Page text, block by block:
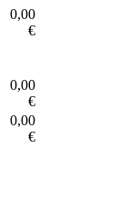
0,00
€
0,00
€
0,00
€